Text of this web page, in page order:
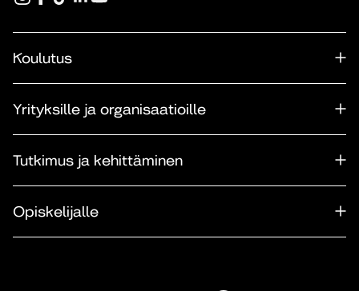
Koulutus
Yrityksille ja organisaatioille
Tutkimus ja kehittäminen
Opiskelijalle